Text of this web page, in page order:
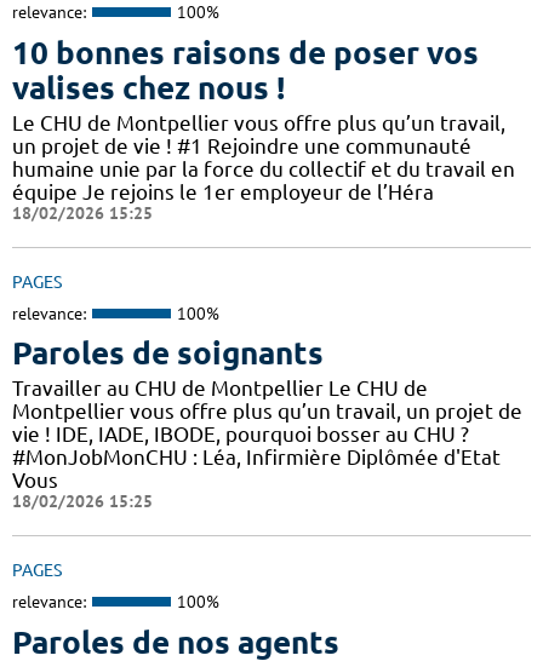
relevance: 100%
10 bonnes raisons de poser vos
valises chez nous !
Le CHU de Montpellier vous offre plus qu’un travail,
un projet de vie ! #1 Rejoindre une communauté
humaine unie par la force du collectif et du travail en
équipe Je rejoins le 1er employeur de l’Héra
18/02/2026 15:25
PAGES
relevance: 100%
Paroles de soignants
Travailler au CHU de Montpellier Le CHU de
Montpellier vous offre plus qu’un travail, un projet de
vie ! IDE, IADE, IBODE, pourquoi bosser au CHU ?
#MonJobMonCHU : Léa, Infirmière Diplômée d'Etat
Vous
18/02/2026 15:25
PAGES
relevance: 100%
Paroles de nos agents